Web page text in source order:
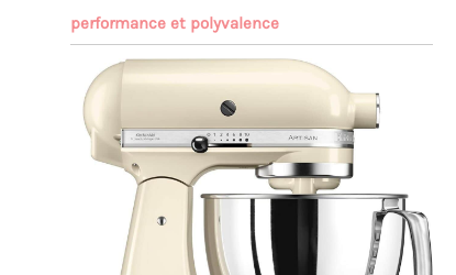
performance et polyvalence